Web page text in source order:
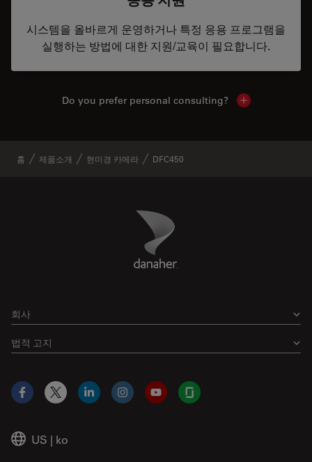
시스템을 올바르게 운영하거나 특정 응용 프로그램을
실행하는 방법에 대한 지원/교육이 필요합니다.
Do you prefer personal consulting? Show local
홈 제품소개 현미경 카메라 DFC450
Danaher Logo
회사
법적 고지
US | ko
Facebook
X LinkedInInstagramYouTubeGlassdoor